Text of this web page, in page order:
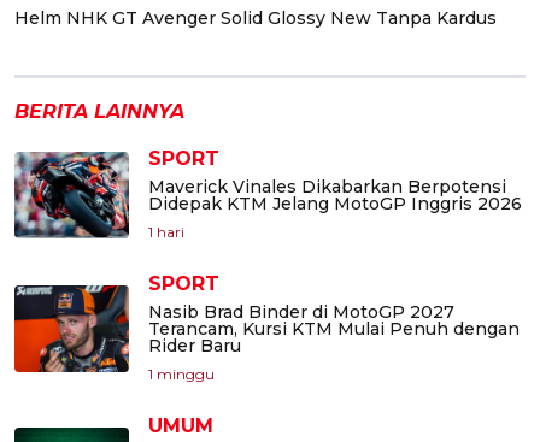
Helm NHK GT Avenger Solid Glossy New Tanpa Kardus
BERITA LAINNYA
SPORT
Maverick Vinales Dikabarkan Berpotensi
Didepak KTM Jelang MotoGP Inggris 2026
1 hari
SPORT
Nasib Brad Binder di MotoGP 2027
Terancam, Kursi KTM Mulai Penuh dengan
Rider Baru
1 minggu
UMUM